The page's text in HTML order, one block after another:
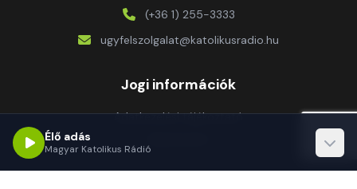
(+36 1) 255-3333
ugyfelszolgalat@katolikusradio.hu
Jogi információk
Adatkezelési tájékoztató
Élő adás
Magyar Katolikus Rádió